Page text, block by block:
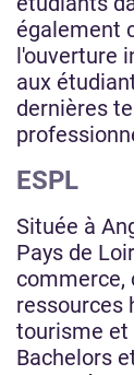
également
l'ouverture
aux
dernières
ESPL
Située à
Pays de
commerce,
ressources
tourisme et
Bachelors